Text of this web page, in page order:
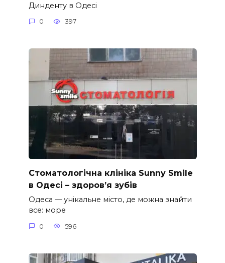
Динденту в Одесі
0 397
Стоматологічна клініка Sunny Smile
в Одесі – здоров’я зубів
Одеса — унікальне місто, де можна знайти
все: море
0 596